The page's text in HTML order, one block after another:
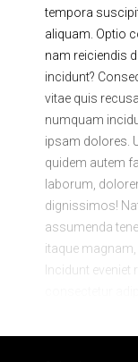
tempora
aliquam. Optio
nam reiciendis
incidunt?
vitae quis
numquam
ipsam dolores.
quidem autem
laborum,
dignissimos!
assumenda
itaque
Incidunt
consectetur
possimus